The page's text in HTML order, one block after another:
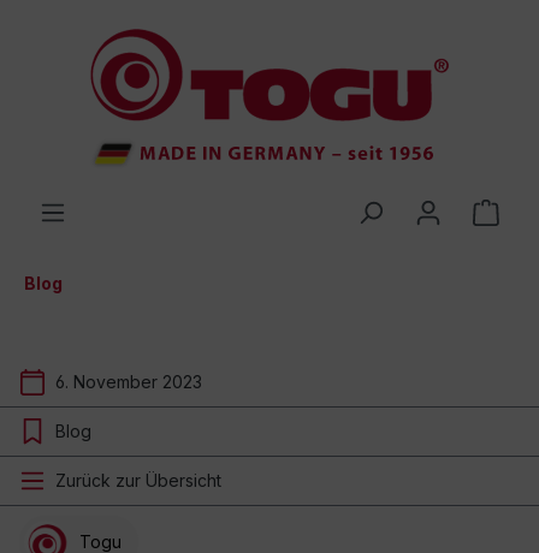
springen
Blog
6. November 2023
Blog
Zurück zur Übersicht
Togu